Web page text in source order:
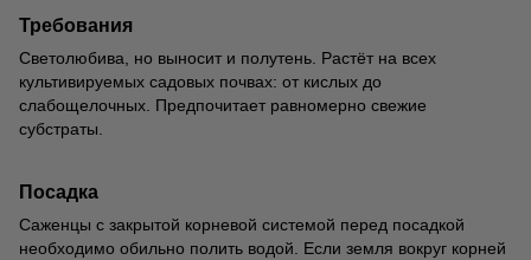
Требования
Светолюбива, но выносит и полутень. Растёт на всех
культивируемых садовых почвах: от кислых до
слабощелочных. Предпочитает равномерно свежие
субстраты.
Посадка
Саженцы с закрытой корневой системой перед посадкой
необходимо обильно полить водой. Если земля вокруг корней